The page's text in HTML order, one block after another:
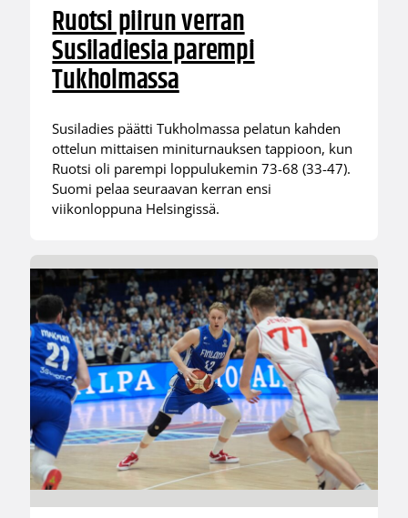
Ruotsi piirun verran
Susiladiesia parempi
Tukholmassa
Susiladies päätti Tukholmassa pelatun kahden
ottelun mittaisen miniturnauksen tappioon, kun
Ruotsi oli parempi loppulukemin 73-68 (33-47).
Suomi pelaa seuraavan kerran ensi
viikonloppuna Helsingissä.